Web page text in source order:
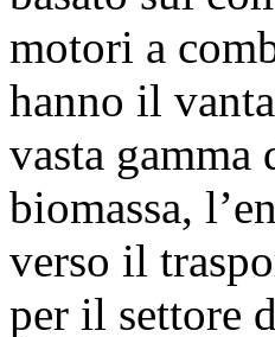
motori a
hanno il
vasta
biomassa,
verso il
per il settore